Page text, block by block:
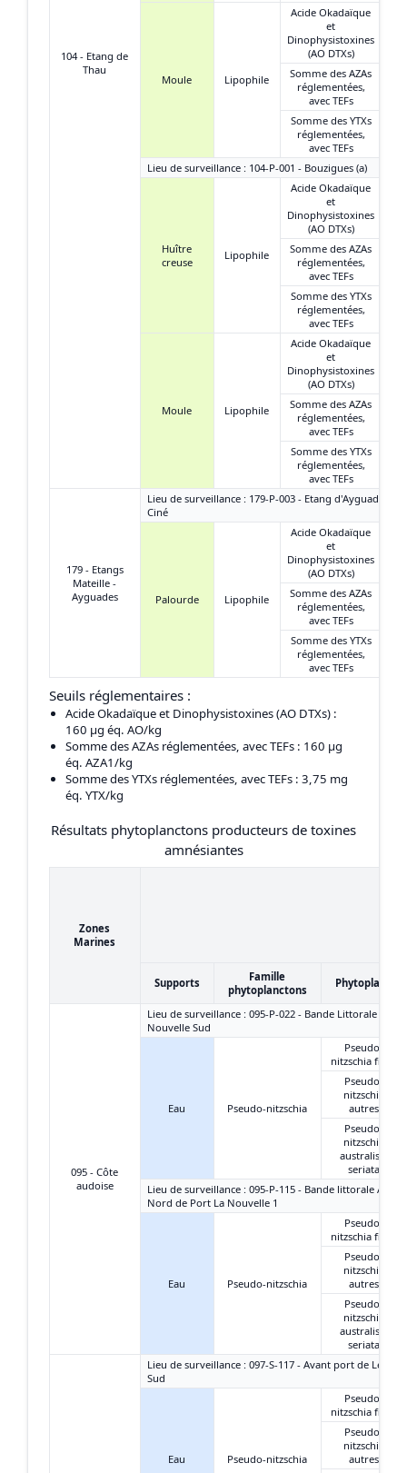
104 - Etang de
Thau
Moule Lipophile
Acide Okadaïque
et
Dinophysistoxines
(AO DTXs)
Somme des AZAs
réglementées,
avec TEFs
Somme des YTXs
réglementées,
avec TEFs
Lieu de surveillance : 104-P-001 - Bouzigues (a)
Huître
creuse
Lipophile
Acide Okadaïque
et
Dinophysistoxines
(AO DTXs)
Somme des AZAs
réglementées,
avec TEFs
Somme des YTXs
réglementées,
avec TEFs
Moule Lipophile
Acide Okadaïque
et
Dinophysistoxines
(AO DTXs)
Somme des AZAs
réglementées,
avec TEFs
Somme des YTXs
réglementées,
avec TEFs
179 - Etangs
Mateille -
Ayguades
Lieu de surveillance : 179-P-003 - Etang d'Ayguades -
Ciné
Palourde Lipophile
Acide Okadaïque
et
Dinophysistoxines
(AO DTXs)
Somme des AZAs
réglementées,
avec TEFs
Somme des YTXs
réglementées,
avec TEFs
Seuils réglementaires :
Acide Okadaïque et Dinophysistoxines (AO DTXs) :
160 μg éq. AO/kg
Somme des AZAs réglementées, avec TEFs : 160 μg
éq. AZA1/kg
Somme des YTXs réglementées, avec TEFs : 3,75 mg
éq. YTX/kg
Résultats phytoplanctons producteurs de toxines
amnésiantes
Zones
Marines
Supports
Famille
phytoplanctons
095 - Côte
audoise
Lieu de surveillance : 095-P-022 - Bande Littorale -
Nouvelle Sud
Eau Pseudo-nitzschia
Pseudo-
nitzschia fines
Pseudo-
nitzschia
autres
Pseudo-
nitzschia
australis +
seriata
Lieu de surveillance : 095-P-115 - Bande littorale Aude -
Nord de Port La Nouvelle 1
Eau Pseudo-nitzschia
Pseudo-
nitzschia fines
Pseudo-
nitzschia
autres
Pseudo-
nitzschia
australis +
seriata
Lieu de surveillance : 097-S-117 - Avant port de
Sud
Eau Pseudo-nitzschia
Pseudo-
nitzschia fines
Pseudo-
nitzschia
autres